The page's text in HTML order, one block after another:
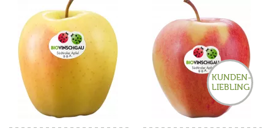
KUNDEN-
LIEBLING